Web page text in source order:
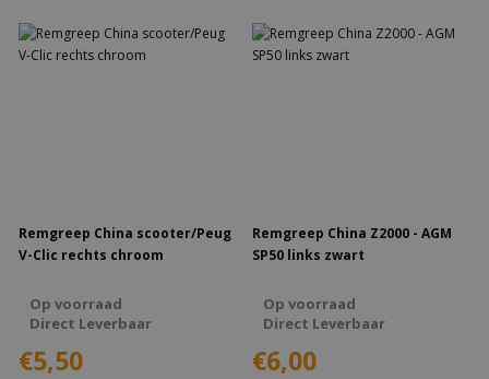
Remgreep China scooter/Peug
V-Clic rechts chroom
Op voorraad
Direct Leverbaar
€5,50
Remgreep China Z2000 - AGM
SP50 links zwart
Op voorraad
Direct Leverbaar
€6,00